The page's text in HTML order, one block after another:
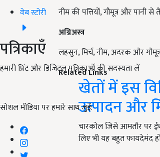
वेब स्टोरी
पत्रिकाएँ
हमारी प्रिंट और डिजिटल पत्रिकाओं की सदस्यता लें
सोशल मीडिया पर हमारे साथ जुड़ें:
नीम की पत्तियों, गौमूत्र और पानी
अग्निअस्त्र
लहसुन, मिर्च, नीम, अदरक और
Related Links
खेतों में इस
उत्पादन और
चारकोल जिसे आमतौर पर
लिए भी यह बहुत फायदेमंद